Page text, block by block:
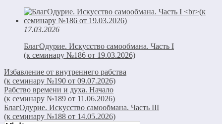
17.03.2026
БлагОдурие. Искусство самообмана. Часть I
(к семинару №186 от 19.03.2026)
Избавление от внутреннего рабства
(к семинару №190 от 09.07.2026)
Рабство времени и духа. Начало
(к семинару №189 от 11.06.2026)
БлагОдурие. Искусство самообмана. Часть III
(к семинару №188 от 14.05.2026)